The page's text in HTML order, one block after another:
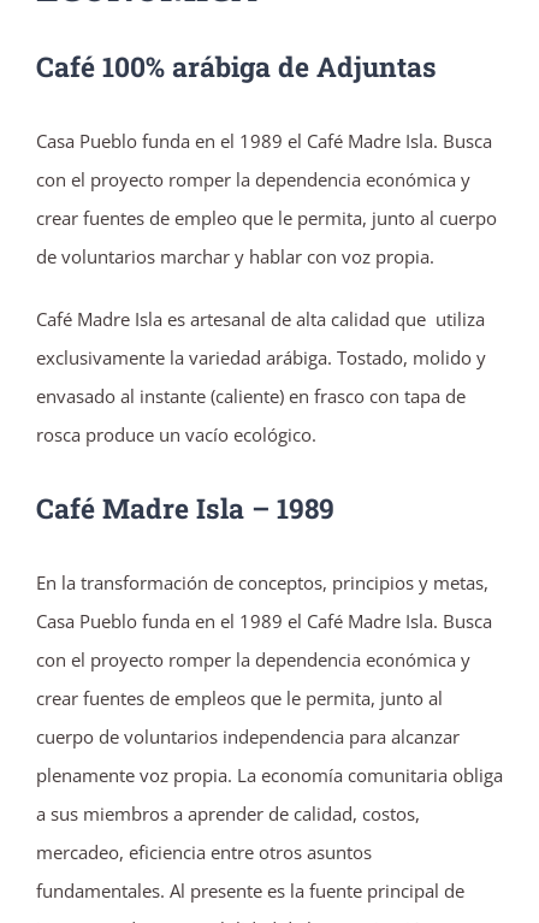
Café 100% arábiga de Adjuntas
Casa Pueblo funda en el 1989 el Café Madre Isla. Busca
con el proyecto romper la dependencia económica y
crear fuentes de empleo que le permita, junto al cuerpo
de voluntarios marchar y hablar con voz propia.
Café Madre Isla es artesanal de alta calidad que utiliza
exclusivamente la variedad arábiga. Tostado, molido y
envasado al instante (caliente) en frasco con tapa de
rosca produce un vacío ecológico.
Café Madre Isla – 1989
En la transformación de conceptos, principios y metas,
Casa Pueblo funda en el 1989 el Café Madre Isla. Busca
con el proyecto romper la dependencia económica y
crear fuentes de empleos que le permita, junto al
cuerpo de voluntarios independencia para alcanzar
plenamente voz propia. La economía comunitaria obliga
a sus miembros a aprender de calidad, costos,
mercadeo, eficiencia entre otros asuntos
fundamentales. Al presente es la fuente principal de